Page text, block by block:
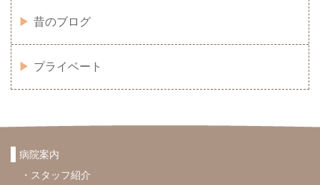
昔のブログ
プライベート
病院案内
スタッフ紹介